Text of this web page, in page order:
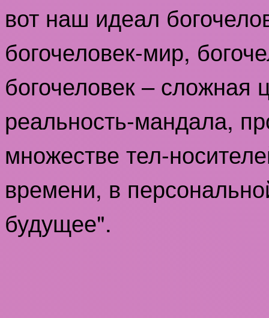
вот наш идеал
богочеловек-мир,
богочеловек – сложная
реальность-мандала,
множестве тел-
времени, в
будущее".